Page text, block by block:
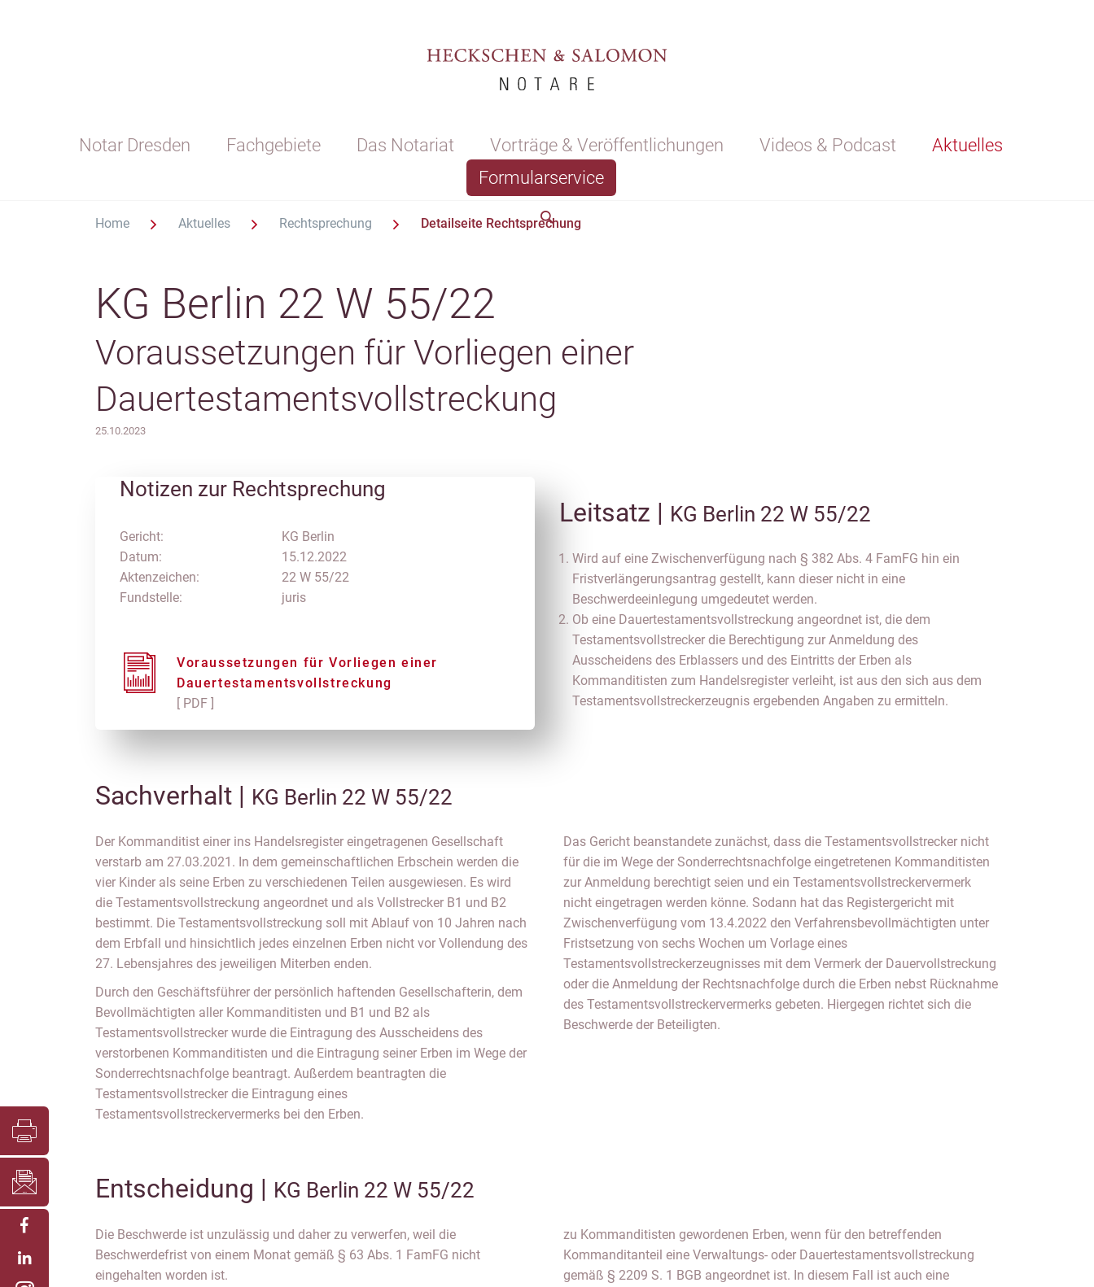
Notar Dresden Fachgebiete Das Notariat Vorträge & Veröffentlichungen Videos & Podcast
Aktuelles
Formularservice
Home Aktuelles Rechtsprechung Detailseite Rechtsprechung
KG Berlin 22 W 55/22
Voraussetzungen für Vorliegen einer
Dauertestamentsvollstreckung
25.10.2023
Notizen zur Rechtsprechung
Gericht:
Datum:
Aktenzeichen:
Fundstelle:
KG Berlin
15.12.2022
22 W 55/22
juris
Voraussetzungen für Vorliegen einer
Dauertestamentsvollstreckung
[ PDF ]
Leitsatz | KG Berlin 22 W 55/22
Wird auf eine Zwischenverfügung nach § 382 Abs. 4 FamFG hin ein
Fristverlängerungsantrag gestellt, kann dieser nicht in eine
Beschwerdeeinlegung umgedeutet werden.
Ob eine Dauertestamentsvollstreckung angeordnet ist, die dem
Testamentsvollstrecker die Berechtigung zur Anmeldung des
Ausscheidens des Erblassers und des Eintritts der Erben als
Kommanditisten zum Handelsregister verleiht, ist aus den sich aus dem
Testamentsvollstreckerzeugnis ergebenden Angaben zu ermitteln.
Sachverhalt | KG Berlin 22 W 55/22
Der Kommanditist einer ins Handelsregister eingetragenen Gesellschaft
verstarb am 27.03.2021. In dem gemeinschaftlichen Erbschein werden die
vier Kinder als seine Erben zu verschiedenen Teilen ausgewiesen. Es wird
die Testamentsvollstreckung angeordnet und als Vollstrecker B1 und B2
bestimmt. Die Testamentsvollstreckung soll mit Ablauf von 10 Jahren nach
dem Erbfall und hinsichtlich jedes einzelnen Erben nicht vor Vollendung des
27. Lebensjahres des jeweiligen Miterben enden.
Durch den Geschäftsführer der persönlich haftenden Gesellschafterin, dem
Bevollmächtigten aller Kommanditisten und B1 und B2 als
Testamentsvollstrecker wurde die Eintragung des Ausscheidens des
verstorbenen Kommanditisten und die Eintragung seiner Erben im Wege der
Sonderrechtsnachfolge beantragt. Außerdem beantragten die
Testamentsvollstrecker die Eintragung eines
Testamentsvollstreckervermerks bei den Erben.
Das Gericht beanstandete zunächst, dass die Testamentsvollstrecker nicht
für die im Wege der Sonderrechtsnachfolge eingetretenen Kommanditisten
zur Anmeldung berechtigt seien und ein Testamentsvollstreckervermerk
nicht eingetragen werden könne. Sodann hat das Registergericht mit
Zwischenverfügung vom 13.4.2022 den Verfahrensbevollmächtigten unter
Fristsetzung von sechs Wochen um Vorlage eines
Testamentsvollstreckerzeugnisses mit dem Vermerk der Dauervollstreckung
oder die Anmeldung der Rechtsnachfolge durch die Erben nebst Rücknahme
des Testamentsvollstreckervermerks gebeten. Hiergegen richtet sich die
Beschwerde der Beteiligten.
Entscheidung | KG Berlin 22 W 55/22
Die Beschwerde ist unzulässig und daher zu verwerfen, weil die
Beschwerdefrist von einem Monat gemäß § 63 Abs. 1 FamFG nicht
eingehalten worden ist.
zu Kommanditisten gewordenen Erben, wenn für den betreffenden
Kommanditanteil eine Verwaltungs- oder Dauertestamentsvollstreckung
gemäß § 2209 S. 1 BGB angeordnet ist. In diesem Fall ist auch eine